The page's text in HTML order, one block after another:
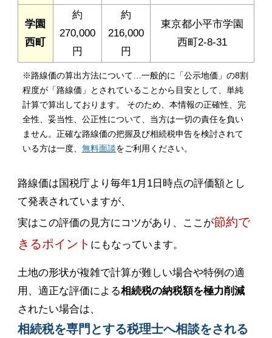
学園
西町
約
270,000
円
約
216,000
円
東京都小平市学園
西町2-8-31
※路線価の算出方法について…一般的に「公示地価」の8割
程度が「路線価」とされていることから目安として、単純
計算で算出しております。 そのため、本情報の正確性、完
全性、妥当性、公正性について、当方は一切の責任を負い
ません。正確な路線価の把握及び相続税申告を検討されて
いる方は一度、 無料面談をご利用ください。
路線価は国税庁より毎年1月1日時点の評価額とし
て発表されていますが、
実はこの評価の見方にコツがあり、ここが節約で
きるポイント にもなっています。
土地の形状が複雑で計算が難しい場合や特例の適
用、適正な評価による相続税の納税額を極力削減
されたい場合は、
相続税を専門とする税理士へ相談をされる